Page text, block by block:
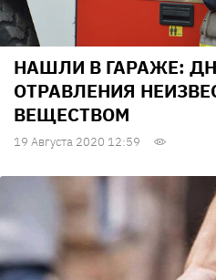
НАШЛИ В ГАРАЖЕ:
ОТРАВЛЕНИЯ
ВЕЩЕСТВОМ
19 Августа 2020 12:59